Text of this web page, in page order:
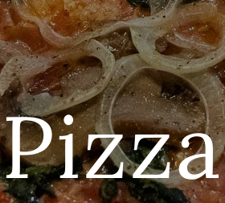
Pizza